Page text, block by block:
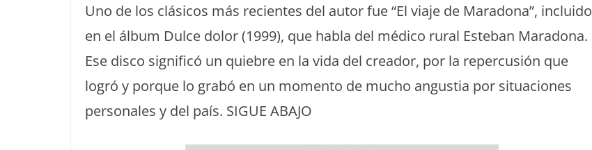
Uno de los clásicos más recientes del autor fue “El viaje de Maradona”, incluido
en el álbum Dulce dolor (1999), que habla del médico rural Esteban Maradona.
Ese disco significó un quiebre en la vida del creador, por la repercusión que
logró y porque lo grabó en un momento de mucho angustia por situaciones
personales y del país. SIGUE ABAJO